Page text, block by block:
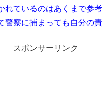
ているのはあくまで参考
警察に捕まっても自分の責
スポンサーリンク